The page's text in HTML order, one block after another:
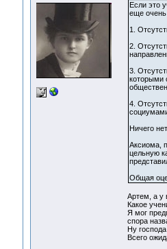
Если это
еще очень
1.
2.
3.
которыми
4.
Ничего
Аксиома,
цельную
Общая
Артем, а у
Какое
Я мог
спора
Ну
Всего